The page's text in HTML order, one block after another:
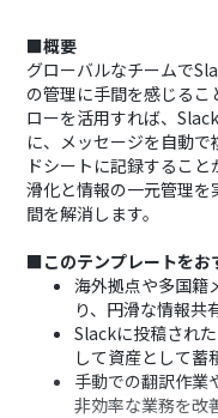
■概要
グローバルなチームで
の管理に手間を感じる
ローを活用すれば、
に、メッセージを自動
ドシートに記録するこ
滑化と情報の一元管理
間を解消します。
■このテンプレートをお
海外拠点や多国籍
り、円滑な情報共
Slackに投稿され
して資産として蓄
手動での翻訳作業
非効率な業務を改